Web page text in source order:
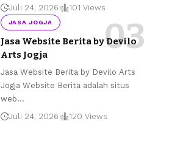
Juli 24, 2026
101 Views
JASA JOGJA
Jasa Website Berita by Devilo
Arts Jogja
Jasa Website Berita by Devilo Arts
Jogja Website Berita adalah situs
web…
Juli 24, 2026
120 Views